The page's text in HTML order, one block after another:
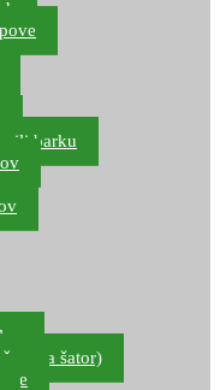
ili barku
za šator)